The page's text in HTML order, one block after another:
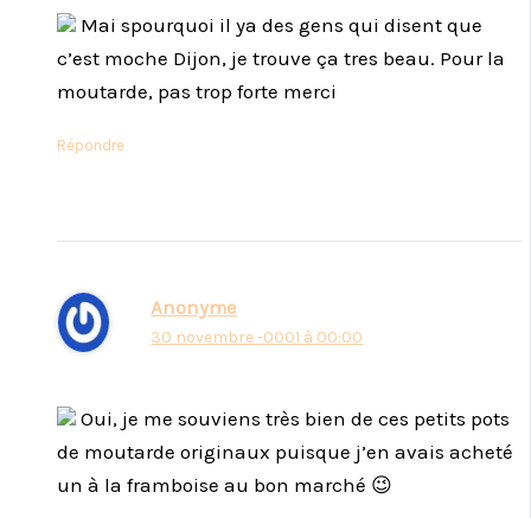
Mai spourquoi il ya des gens qui disent que
c’est moche Dijon, je trouve ça tres beau. Pour la
moutarde, pas trop forte merci
Répondre
Anonyme
30 novembre -0001 à 00:00
Oui, je me souviens très bien de ces petits pots
de moutarde originaux puisque j’en avais acheté
un à la framboise au bon marché 😉